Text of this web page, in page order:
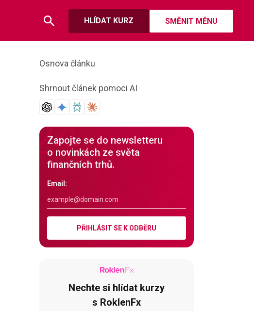
HLÍDAT KURZ SMĚNIT MĚNU
Osnova článku
Shrnout článek pomoci AI
Zapojte se do newsletteru
o novinkách ze světa
finančních trhů.
Email:
PŘIHLÁSIT SE K ODBĚRU
Nechte si hlídat kurzy
s RoklenFx